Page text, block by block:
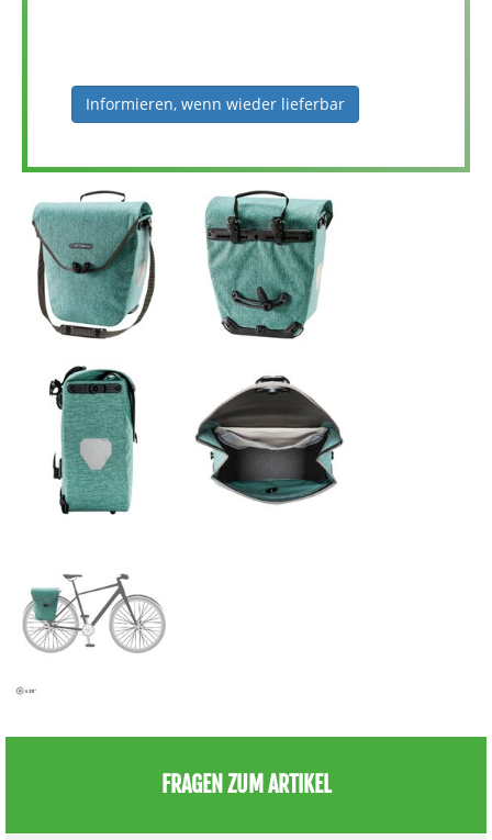
Informieren, wenn wieder lieferbar
FRAGEN ZUM ARTIKEL